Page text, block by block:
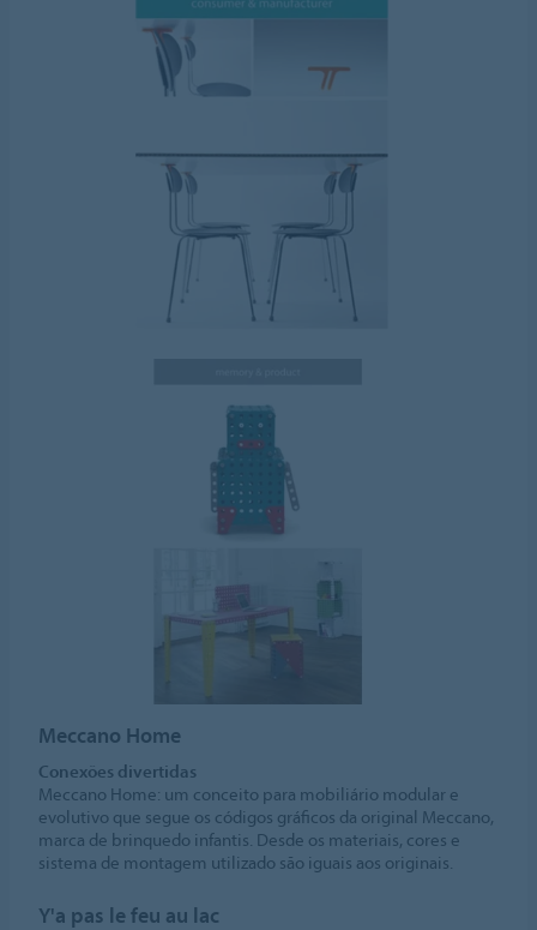
Meccano Home
Conexões divertidas
Meccano Home: um conceito para mobiliário modular e
evolutivo que segue os códigos gráficos da original Meccano,
marca de brinquedo infantis. Desde os materiais, cores e
sistema de montagem utilizado são iguais aos originais.
Y'a pas le feu au lac